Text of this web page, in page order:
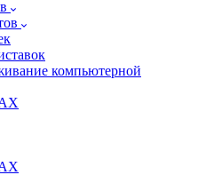
компьютерной